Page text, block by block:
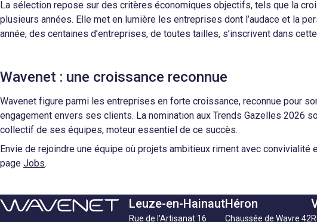
La sélection repose sur des critères économiques objectifs, tels que la
plusieurs années. Elle met en lumière les entreprises dont l’audace et la
année, des centaines d’entreprises, de toutes tailles, s’inscrivent dans
Wavenet : une croissance reconnue
Wavenet figure parmi les entreprises en forte croissance, reconnue pour
engagement envers ses clients. La nomination aux Trends Gazelles 2026
collectif de ses équipes, moteur essentiel de ce succès.
Envie de rejoindre une équipe où projets ambitieux riment avec
page Jobs.
Leuze-en-Hainaut
Rue de l'Artisanat 16
Héron
Chaussée de Wavre 42